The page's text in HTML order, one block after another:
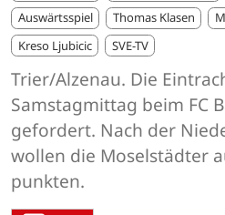
Auswärtsspiel
Thomas Klasen
Kreso Ljubicic
SVE-TV
Trier/Alzenau. Die
Samstagmittag beim FC
gefordert. Nach der
wollen die Moselstädter
punkten.